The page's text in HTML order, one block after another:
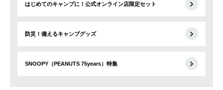
はじめてのキャンプに！公式オンライン店限定セット
防災！備えるキャンプグッズ
SNOOPY（PEANUTS 75years）特集